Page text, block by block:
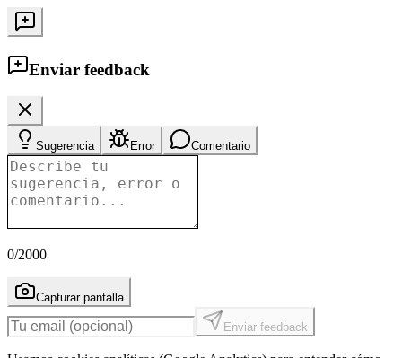
Enviar feedback
Sugerencia Error Comentario
0/2000
Capturar pantalla
Enviar feedback